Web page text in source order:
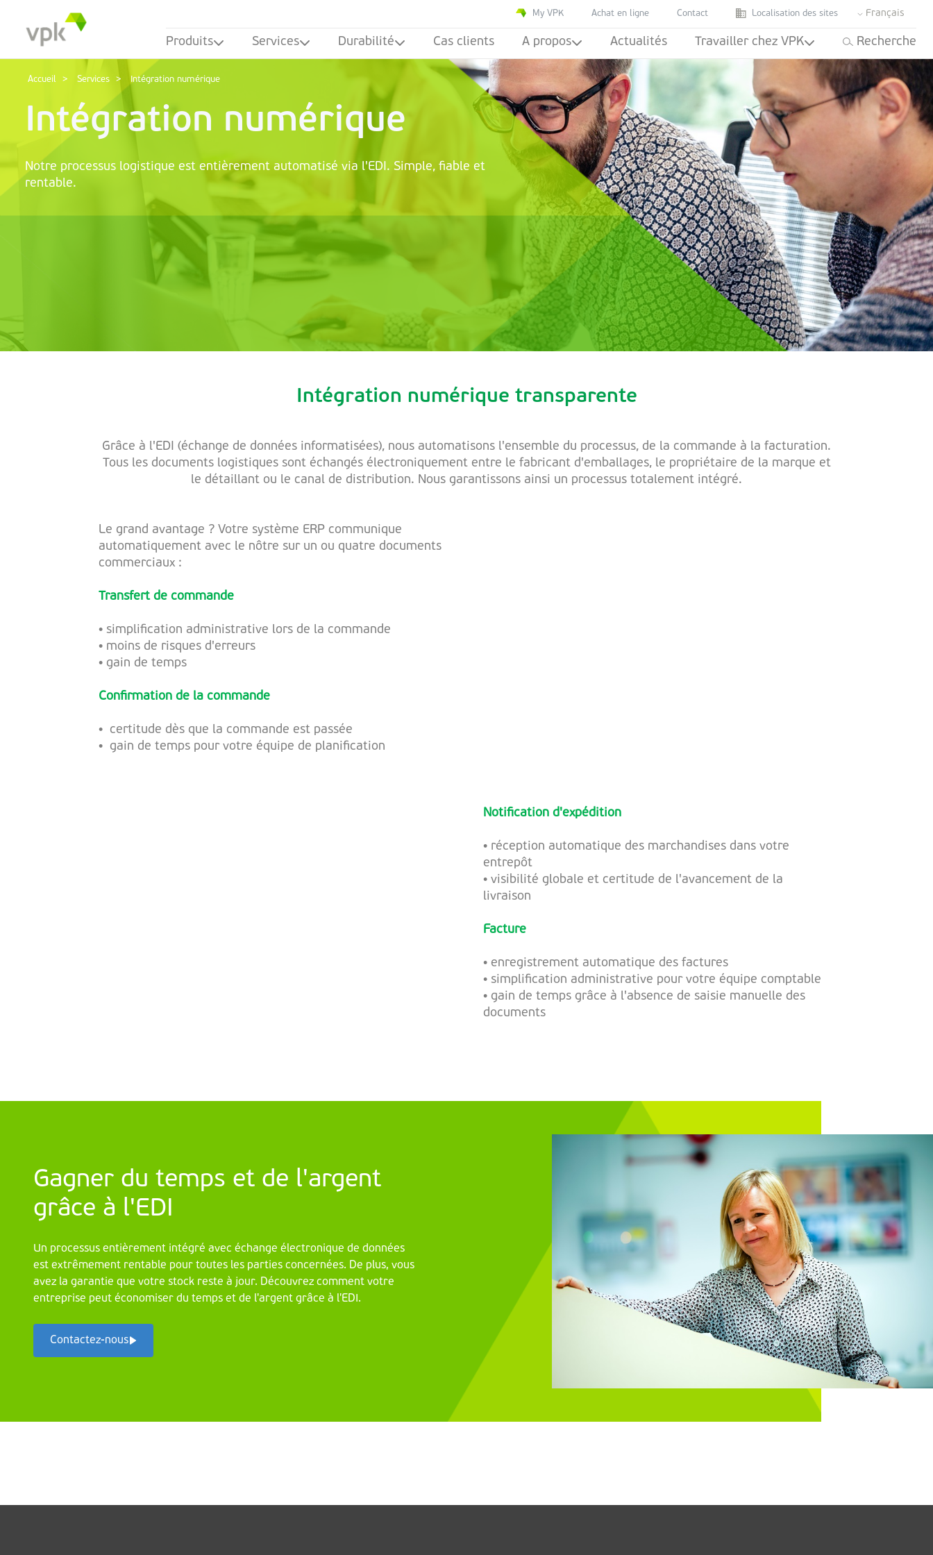
My VPK Achat en ligne Contact Localisation des sites Français
Produits Services Durabilité Cas clients A propos Actualités Travailler chez VPK Recherche
Accueil Services Intégration numérique
Intégration numérique
Notre processus logistique est entièrement automatisé via l'EDI. Simple, fiable et
rentable.
Intégration numérique transparente
Grâce à l'EDI (échange de données informatisées), nous automatisons l'ensemble du processus, de la commande à la facturation.
Tous les documents logistiques sont échangés électroniquement entre le fabricant d'emballages, le propriétaire de la marque et
le détaillant ou le canal de distribution. Nous garantissons ainsi un processus totalement intégré.
Le grand avantage ? Votre système ERP communique
automatiquement avec le nôtre sur un ou quatre documents
commerciaux :
Transfert de commande
• simplification administrative lors de la commande
• moins de risques d'erreurs
• gain de temps
Confirmation de la commande
• certitude dès que la commande est passée
• gain de temps pour votre équipe de planification
Notification d'expédition
• réception automatique des marchandises dans votre
entrepôt
• visibilité globale et certitude de l'avancement de la
livraison
Facture
• enregistrement automatique des factures
• simplification administrative pour votre équipe comptable
• gain de temps grâce à l'absence de saisie manuelle des
documents
Gagner du temps et de l'argent
grâce à l'EDI
Un processus entièrement intégré avec échange électronique de données
est extrêmement rentable pour toutes les parties concernées. De plus, vous
avez la garantie que votre stock reste à jour. Découvrez comment votre
entreprise peut économiser du temps et de l'argent grâce à l'EDI.
Contactez-nous